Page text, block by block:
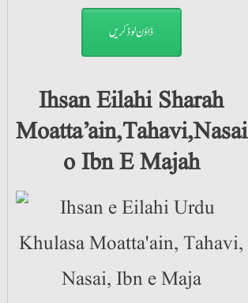
ڈاؤن لوڈ کریں
Ihsan Eilahi Sharah
Moatta’ain,Tahavi,Nasai
o Ibn E Majah